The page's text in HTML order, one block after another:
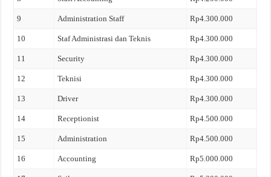
9 Administration Staff Rp4.300.000
10 Staf Administrasi dan Teknis Rp4.300.000
11 Security Rp4.300.000
12 Teknisi Rp4.300.000
13 Driver Rp4.300.000
14 Receptionist Rp4.500.000
15 Administration Rp4.500.000
16 Accounting Rp5.000.000